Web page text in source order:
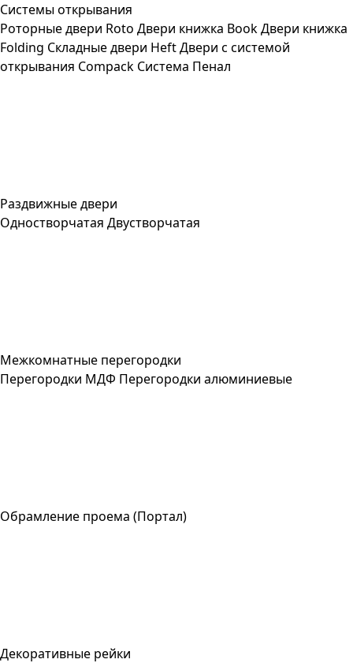
Системы открывания
Роторные двери Roto Двери книжка BookДвери книжка
Folding Складные двери HeftДвери с системой
открывания Compack Система Пенал
Раздвижные двери
Одностворчатая Двустворчатая
Межкомнатные перегородки
Перегородки МДФ Перегородки алюминиевые
Обрамление проема (Портал)
Декоративные рейки